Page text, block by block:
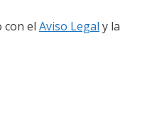
con el Aviso Legal y la